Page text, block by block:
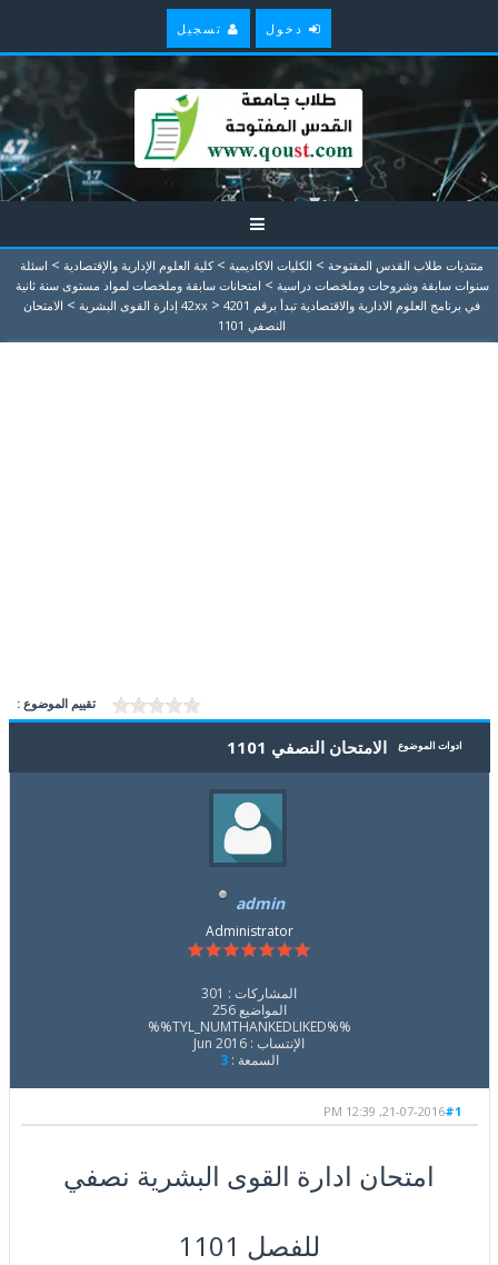
دخول تسجيل
منتديات طلاب القدس المفتوحة > الكليات الاكاديمية > كلية العلوم الإدارية والإقتصادية > اسئلة
سنوات سابقة وشروحات وملخصات دراسية > امتحانات سابقة وملخصات لمواد مستوى سنة ثانية
في برنامج العلوم الادارية والاقتصادية تبدأ برقم 42xx
> 4201 إدارة القوى البشرية > الامتحان
النصفي 1101
تقييم الموضوع :
ادوات الموضوع الامتحان النصفي 1101
admin
Administrator
المشاركات : 301
المواضيع 256
%%TYL_NUMTHANKEDLIKED%%
الإنتساب : Jun 2016
السمعة :3
#1
21-07-2016, 12:39 PM
امتحان ادارة القوى البشرية نصفي
للفصل 1101